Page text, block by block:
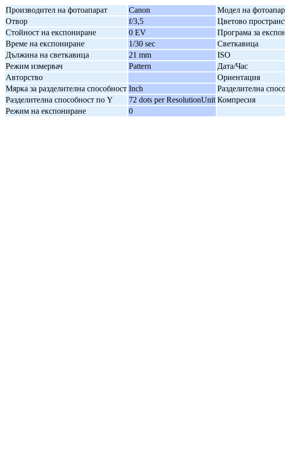
Производител на фотоапарат Canon Модел на
Отвор
f/3,5 Цветово
Стойност на експониране
0 EV Програма за
Време на експониране
1/30 sec Светкавица
Дължина на светкавица
21 mm ISO
Режим измервач
Pattern Дата/Час
Авторство
Ориентация
Мярка за разделителна способност Inch Разделителна
Разделителна способност по Y
72 dots per ResolutionUnit Компресия
Режим на експониране
0